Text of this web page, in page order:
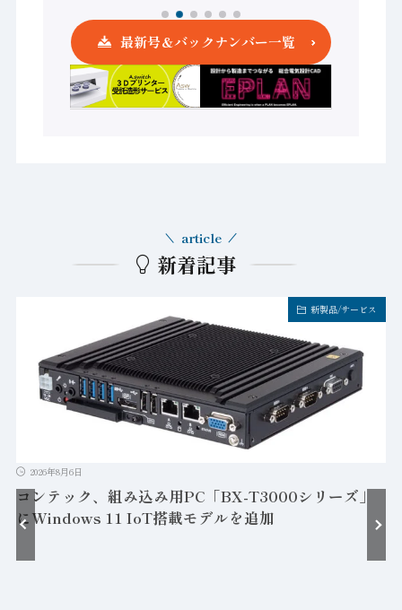
最新号＆バックナンバー一覧
新着記事
article
新製品/サービス
2026年8月6日
コンテック、組み込み用PC「BX-T3000シリーズ」
にWindows 11 IoT搭載モデルを追加